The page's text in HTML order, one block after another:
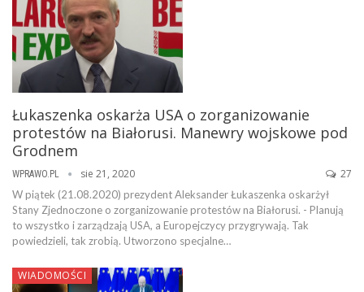
Łukaszenka oskarża USA o zorganizowanie
protestów na Białorusi. Manewry wojskowe pod
Grodnem
WPRAWO.PL sie 21, 2020 27
W piątek (21.08.2020) prezydent Aleksander Łukaszenka oskarżył
Stany Zjednoczone o zorganizowanie protestów na Białorusi. - Planują
to wszystko i zarządzają USA, a Europejczycy przygrywają. Tak
powiedzieli, tak zrobią. Utworzono specjalne…
WIADOMOŚCI